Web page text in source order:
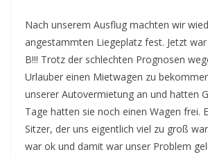
Nach unserem Ausflug machten wir
angestammten Liegeplatz fest. Jetzt
B!!! Trotz der schlechten Prognosen
Urlauber einen Mietwagen zu
unserer Autovermietung an und hatten
Tage hatten sie noch einen Wagen frei.
Sitzer, der uns eigentlich viel zu groß
war ok und damit war unser Problem